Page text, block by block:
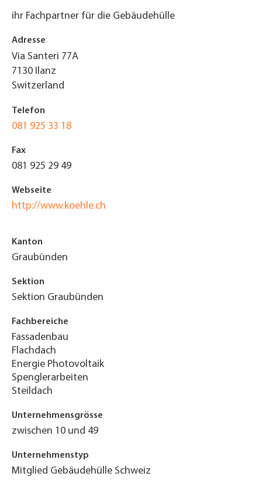
ihr Fachpartner für die Gebäudehülle
Adresse
Via Santeri 77A
7130 Ilanz
Switzerland
Telefon
081 925 33 18
Fax
081 925 29 49
Webseite
http://www.koehle.ch
Kanton
Graubünden
Sektion
Sektion Graubünden
Fachbereiche
Fassadenbau
Flachdach
Energie Photovoltaik
Spenglerarbeiten
Steildach
Unternehmensgrösse
zwischen 10 und 49
Unternehmenstyp
Mitglied Gebäudehülle Schweiz